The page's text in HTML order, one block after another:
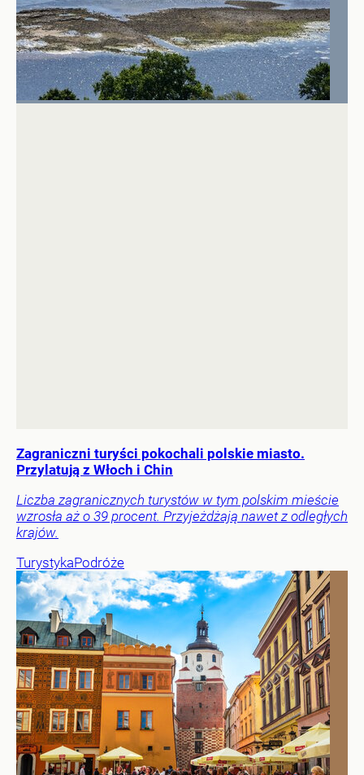
Zagraniczni turyści pokochali polskie miasto.
Przylatują z Włoch i Chin
Liczba zagranicznych turystów w tym polskim mieście
wzrosła aż o 39 procent. Przyjeżdżają nawet z odległych
krajów.
TurystykaPodróże